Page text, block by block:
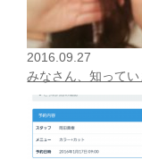
2016.09.27
みなさん、知って